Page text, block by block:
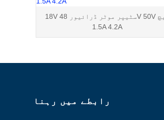
18V سٹیپر موٹر ڈرائیور 48V 50V میچ
1.5A 4.2A
رابطے میں رہنا